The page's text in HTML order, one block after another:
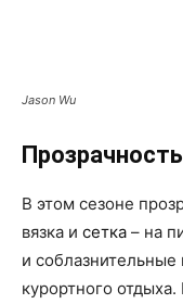
Jason Wu
В этом сезоне
вязка и сетка – на
и
курортного